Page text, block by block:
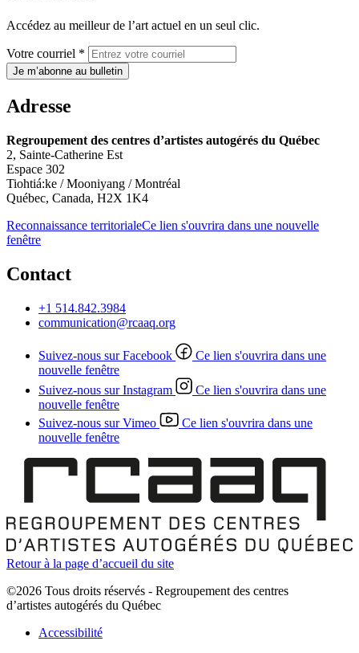
Accédez au meilleur de l’art actuel en un seul clic.
Votre courriel *
Je m’abonne au bulletin
Adresse
Regroupement des centres d’artistes autogérés du Québec
2, Sainte-Catherine Est
Espace 302
Tiohtiá:ke / Mooniyang / Montréal
Québec, Canada, H2X 1K4
Reconnaissance territorialeCe lien s'ouvrira dans une nouvelle
fenêtre
Contact
+1 514.842.3984
communication@rcaaq.org
Suivez-nous sur Facebook
Ce lien s'ouvrira dans une
nouvelle fenêtre
Suivez-nous sur Instagram
Ce lien s'ouvrira dans une
nouvelle fenêtre
Suivez-nous sur Vimeo
Ce lien s'ouvrira dans une
nouvelle fenêtre
Retour à la page d’accueil du site
©2026 Tous droits réservés - Regroupement des centres
d’artistes autogérés du Québec
Accessibilité